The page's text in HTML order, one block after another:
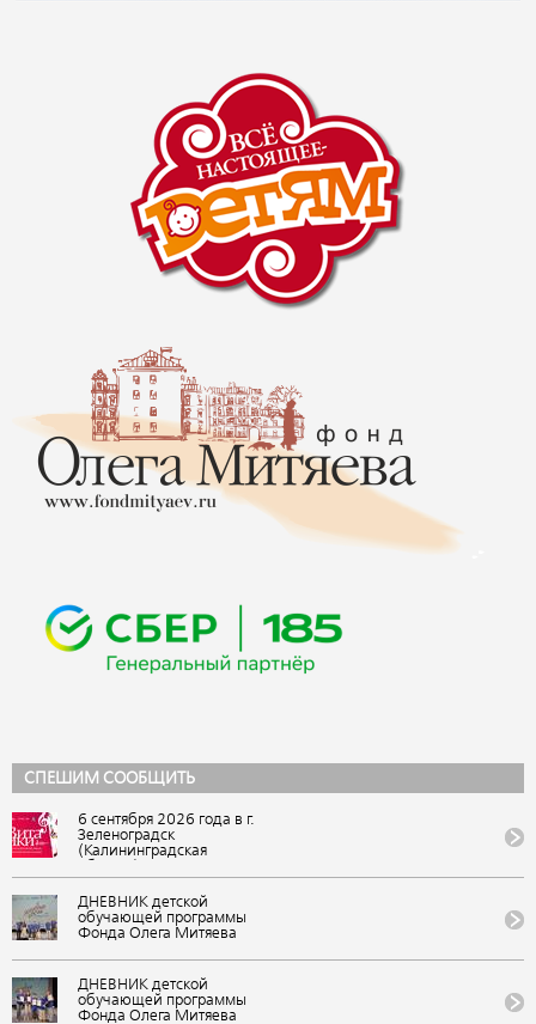
СПЕШИМ СООБЩИТЬ
6 сентября 2026 года в г.
Зеленоградск
(Калининградская
Всероссийский
фестиваль авторской
песни и поэзии
«ВитаЛики». Событие
представляет Фонд Олега
Митяева в рамках
«Марафона авторской
песни 2026-2027: голос
России». Вход свободный
ДНЕВНИК детской
обучающей программы
Фонда Олега Митяева
фестивале авторской
музыки и поэзии «U-235.
Новые песни» от проекта
«Школа Росатома» в ВДЦ
ДНЕВНИК детской
обучающей программы
Фонда Олега Митяева